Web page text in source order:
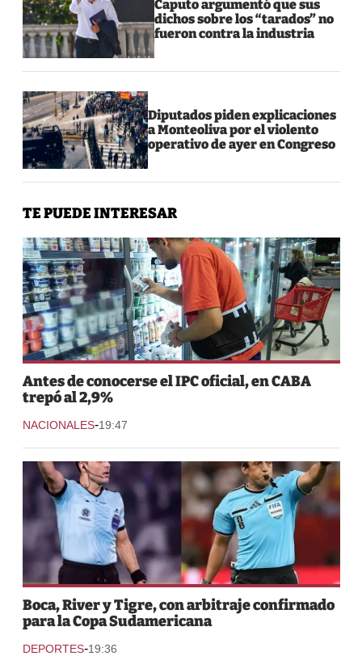
Caputo argumentó que sus
dichos sobre los “tarados” no
fueron contra la industria
Diputados piden explicaciones
a Monteoliva por el violento
operativo de ayer en Congreso
TE PUEDE INTERESAR
Antes de conocerse el IPC oficial, en CABA
trepó al 2,9%
NACIONALES-19:47
Boca, River y Tigre, con arbitraje confirmado
para la Copa Sudamericana
DEPORTES-19:36